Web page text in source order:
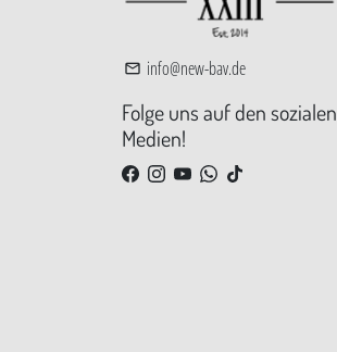
email info@new-bav.de
Folge uns auf den sozialen
Medien!